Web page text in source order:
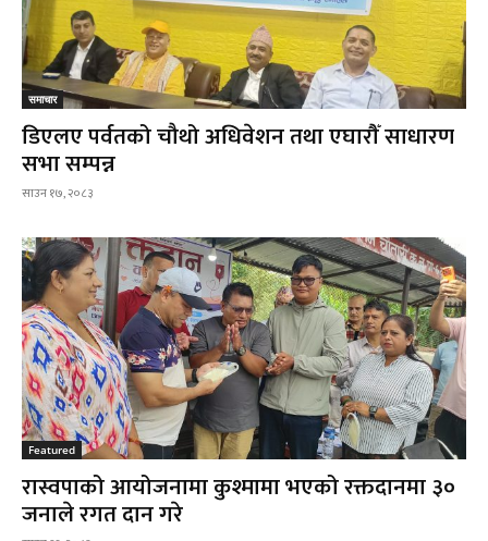
समाचार
डिएलए पर्वतको चौथो अधिवेशन तथा एघारौँ साधारण
सभा सम्पन्न
साउन १७, २०८३
Featured
रास्वपाको आयोजनामा कुश्मामा भएको रक्तदानमा ३०
जनाले रगत दान गरे